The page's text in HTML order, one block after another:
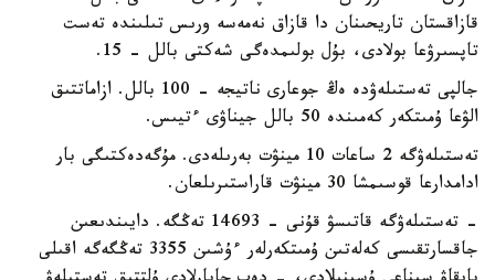
قازاقستان تاريحىنان دا قازاق نەمەسە ورىس تىلىندە تەست
تاپسىرۋعا بولادى، بۇل بولىمدەگى شەكتى بالل - 15.
جالپى تەستىلەۋدە ەڭ جوعارى ناتيجە - 100 بالل. ازاماتتىق
الۋعا ۇمىتكەر كەمىندە 50 بالل جيناۋى ءتيىس.
تەستىلەۋگە 2 ساعات 10 مينۋت بەرىلەدى. مۇگەدەكتىگى بار
ادامدارعا قوسىمشا 30 مينۋت قاراستىرىلعان.
- تەستىلەۋگە قاتىسۋ قۇنى - 14693 تەڭگە. دايىندىعىن
جاقسارتقىسى كەلەتىن ۇمىتكەرلەر ءۇشىن 3355 تەڭگەگە اقىلى